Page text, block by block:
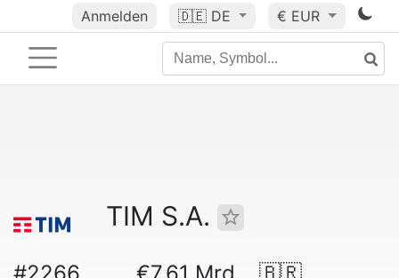
Anmelden 🇩🇪 DE € EUR
TIM S.A.